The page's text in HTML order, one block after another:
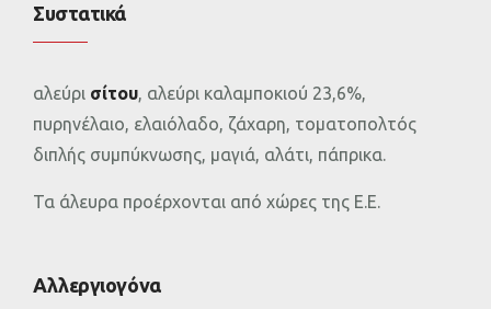
Συστατικά
αλεύρι σίτου, αλεύρι καλαμποκιού 23,6%,
πυρηνέλαιο, ελαιόλαδο, ζάχαρη, τοματοπολτός
διπλής συμπύκνωσης, μαγιά, αλάτι, πάπρικα.
Τα άλευρα προέρχονται από χώρες της Ε.Ε.
Αλλεργιογόνα